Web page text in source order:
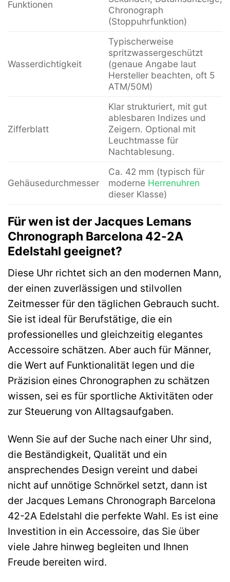
Funktionen
Chronograph
(Stoppuhrfunktion)
Wasserdichtigkeit
Typischerweise
spritzwassergeschützt
(genaue Angabe laut
Hersteller beachten, oft 5
ATM/50M)
Zifferblatt
Klar strukturiert, mit gut
ablesbaren Indizes und
Zeigern. Optional mit
Leuchtmasse für
Nachtablesung.
Gehäusedurchmesser
Ca. 42 mm (typisch für
moderne Herrenuhren
dieser Klasse)
Für wen ist der Jacques Lemans
Chronograph Barcelona 42-2A
Edelstahl geeignet?
Diese Uhr richtet sich an den modernen Mann,
der einen zuverlässigen und stilvollen
Zeitmesser für den täglichen Gebrauch sucht.
Sie ist ideal für Berufstätige, die ein
professionelles und gleichzeitig elegantes
Accessoire schätzen. Aber auch für Männer,
die Wert auf Funktionalität legen und die
Präzision eines Chronographen zu schätzen
wissen, sei es für sportliche Aktivitäten oder
zur Steuerung von Alltagsaufgaben.
Wenn Sie auf der Suche nach einer Uhr sind,
die Beständigkeit, Qualität und ein
ansprechendes Design vereint und dabei
nicht auf unnötige Schnörkel setzt, dann ist
der Jacques Lemans Chronograph Barcelona
42-2A Edelstahl die perfekte Wahl. Es ist eine
Investition in ein Accessoire, das Sie über
viele Jahre hinweg begleiten und Ihnen
Freude bereiten wird.